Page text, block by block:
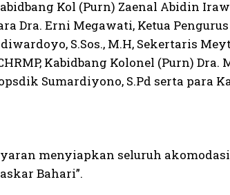
Kol (Purn) Zaenal Abidin
Dra. Erni Megawati, Ketua Pengurus
S.Sos., M.H, Sekertaris
Kabidbang Kolonel (Purn) Dra.
Sumardiyono, S.Pd serta para
menyiapkan seluruh
Bahari”.